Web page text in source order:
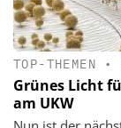
TOP-THEMEN •
Grünes Licht
am UKW